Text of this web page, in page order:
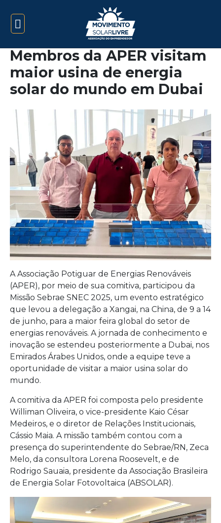
Membros da APER visitam
maior usina de energia
solar do mundo em Dubai
A Associação Potiguar de Energias Renováveis
(APER), por meio de sua comitiva, participou da
Missão Sebrae SNEC 2025, um evento estratégico
que levou a delegação a Xangai, na China, de 9 a 14
de junho, para a maior feira global do setor de
energias renováveis. A jornada de conhecimento e
inovação se estendeu posteriormente a Dubai, nos
Emirados Árabes Unidos, onde a equipe teve a
oportunidade de visitar a maior usina solar do
mundo.
A comitiva da APER foi composta pelo presidente
Williman Oliveira, o vice-presidente Kaio César
Medeiros, e o diretor de Relações Institucionais,
Cássio Maia. A missão também contou com a
presença do superintendente do Sebrae/RN, Zeca
Melo, da consultora Lorena Roosevelt, e de
Rodrigo Sauaia, presidente da Associação Brasileira
de Energia Solar Fotovoltaica (ABSOLAR).